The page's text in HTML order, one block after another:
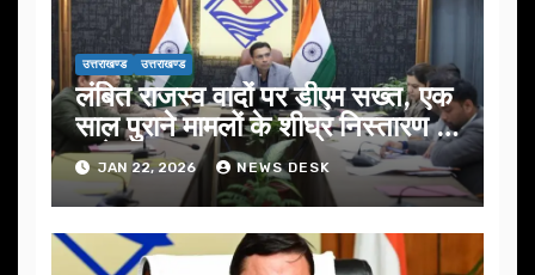
उत्तराखण्ड उत्तराखण्ड
लंबित राजस्व वादों पर डीएम सख्त, एक
साल पुराने मामलों के शीघ्र निस्तारण के
आदेश…
JAN 22, 2026 NEWS DESK